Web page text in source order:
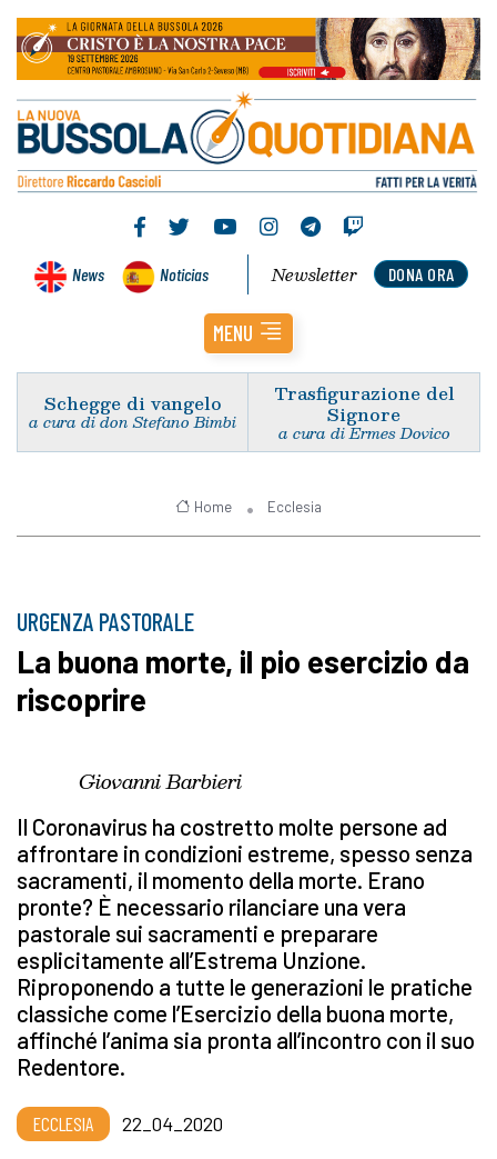
News Noticias DONA ORA
Newsletter
MENU
Schegge di vangelo
a cura di don Stefano Bimbi
Trasfigurazione del
Signore
a cura di Ermes Dovico
Home Ecclesia
URGENZA PASTORALE
La buona morte, il pio esercizio da
riscoprire
Giovanni Barbieri
Il Coronavirus ha costretto molte persone ad
affrontare in condizioni estreme, spesso senza
sacramenti, il momento della morte. Erano
pronte? È necessario rilanciare una vera
pastorale sui sacramenti e preparare
esplicitamente all’Estrema Unzione.
Riproponendo a tutte le generazioni le pratiche
classiche come l’Esercizio della buona morte,
affinché l’anima sia pronta all’incontro con il suo
Redentore.
ECCLESIA 22_04_2020